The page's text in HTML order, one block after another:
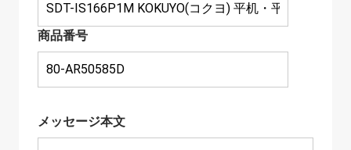
商品番号
メッセージ本文